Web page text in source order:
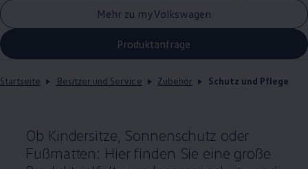
Mehr zu myVolkswagen
Produktanfrage
Startseite Besitzer und Service Zubehör Schutz und Pflege
Ob Kindersitze, Sonnenschutz oder
Fußmatten: Hier finden Sie eine große